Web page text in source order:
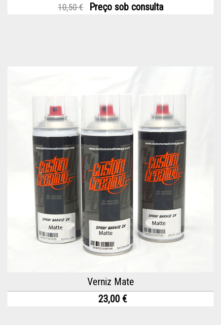
10,50 € Preço sob consulta
Verniz Mate
23,00 €